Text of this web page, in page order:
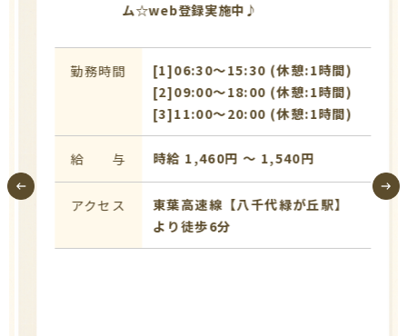
ム☆web登録実施中♪
勤務時間
[1]06:30〜15:30 (休憩:1時間)
[2]09:00〜18:00 (休憩:1時間)
[3]11:00〜20:00 (休憩:1時間)
給 与 時給 1,460円 〜 1,540円
アクセス
東葉高速線【八千代緑が丘駅】
より徒歩6分